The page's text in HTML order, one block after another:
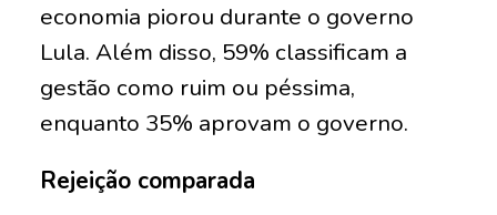
economia piorou durante o governo
Lula. Além disso, 59% classificam a
gestão como ruim ou péssima,
enquanto 35% aprovam o governo.
Rejeição comparada